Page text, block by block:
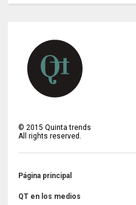
©2015 Quinta trends
All rights reserved.
Página principal
QT en los medios